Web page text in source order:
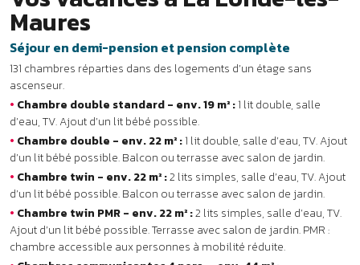
Chambre twin PMR - env. 22 m² :2 lits simples, salle d’eau, TV.
Ajout d’un lit bébé possible. Terrasse avec salon de jardin. PMR :
chambre accessible aux personnes à mobilité réduite.
•Chambres communicantes 4 pers. - env. 44 m² :
regroupement d’une chambre double et d’une chambre twin ou de
2 chambres twin.
Les services
Inclus :Wi-Fi au bar, kit bébé (lit parapluie, baignoire et chaise-
haute sur demande), parking privé.
En supplément :bar avec terrasse, location de vélos électriques,
laverie.
⚡3 bornes de recharge pour les voitures électriques sur le parking.
La restauration